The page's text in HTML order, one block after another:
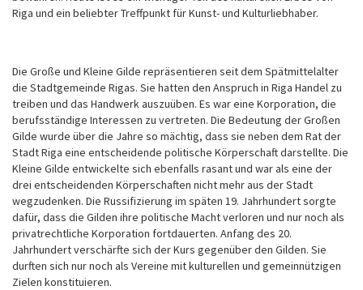
Riga und ein beliebter Treffpunkt für Kunst- und Kulturliebhaber.
Die Große und Kleine Gilde repräsentieren seit dem Spätmittelalter
die Stadtgemeinde Rigas. Sie hatten den Anspruch in Riga Handel zu
treiben und das Handwerk auszuüben. Es war eine Korporation, die
berufsständige Interessen zu vertreten. Die Bedeutung der Großen
Gilde wurde über die Jahre so mächtig, dass sie neben dem Rat der
Stadt Riga eine entscheidende politische Körperschaft darstellte. Die
Kleine Gilde entwickelte sich ebenfalls rasant und war als eine der
drei entscheidenden Körperschaften nicht mehr aus der Stadt
wegzudenken. Die Russifizierung im späten 19. Jahrhundert sorgte
dafür, dass die Gilden ihre politische Macht verloren und nur noch als
privatrechtliche Korporation fortdauerten. Anfang des 20.
Jahrhundert verschärfte sich der Kurs gegenüber den Gilden. Sie
durften sich nur noch als Vereine mit kulturellen und gemeinnützigen
Zielen konstituieren.